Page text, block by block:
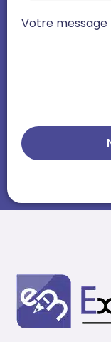
Votre message